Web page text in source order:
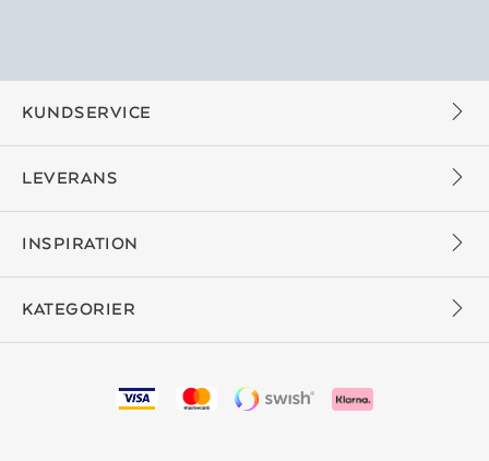
KUNDSERVICE
LEVERANS
INSPIRATION
KATEGORIER